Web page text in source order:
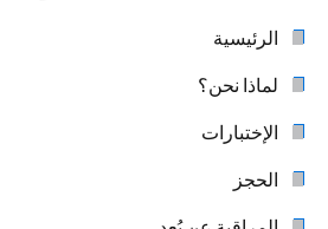
الرئيسية
لماذا نحن؟
الإختبارات
الحجز